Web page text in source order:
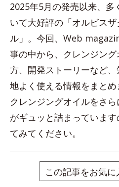
2025年5月の発売以来、多
いて大好評の「オルビス
ル」。今回、Web
事の中から、クレンジン
方、開発ストーリーなど
地よく使える情報をまとめ
クレンジングオイルをさ
がギュッと詰まっていま
てみてください。
この記事をお気